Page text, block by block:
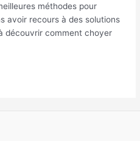
méthodes pour
avoir recours à des solutions
découvrir comment choyer